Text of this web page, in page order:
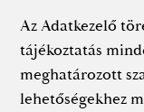
Az Adatkezelő
tájékoztatás
meghatározott
lehetőségekhez